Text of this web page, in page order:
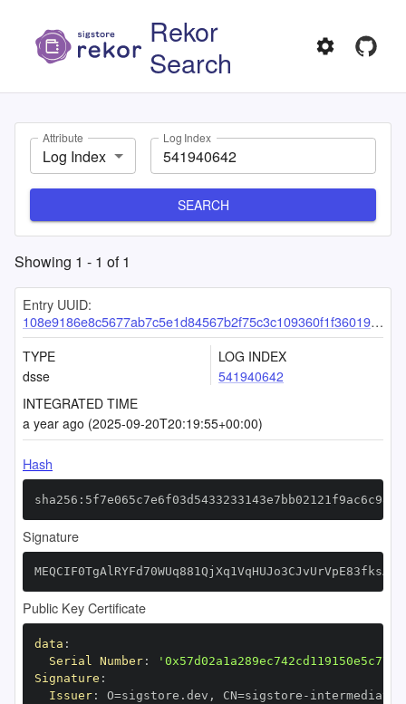
Rekor
Search
Attribute
Log Index
Log Index
SEARCH
Showing 1 - 1 of1
Entry UUID:
108e9186e8c5677ab7c5e1d84567b2f75c3c109360f1f36019dcf2d37cccf74f0dfeadd80e1ae401
TYPE
dsse
LOG INDEX
541940642
INTEGRATED TIME
a year ago (2025-09-20T20:19:55+00:00)
Hash
Signature
Public Key Certificate
data :
Serial Number:
Signature :
Issuer: O=sigstore.dev , CN=sigstore -